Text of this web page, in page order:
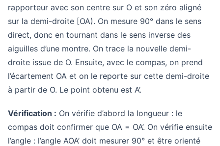
rapporteur avec son centre sur O et son zéro aligné
sur la demi-droite [OA). On mesure 90° dans le sens
direct, donc en tournant dans le sens inverse des
aiguilles d’une montre. On trace la nouvelle demi-
droite issue de O. Ensuite, avec le compas, on prend
l’écartement OA et on le reporte sur cette demi-droite
à partir de O. Le point obtenu est A’.
Vérification : On vérifie d’abord la longueur : le
compas doit confirmer que OA = OA’. On vérifie ensuite
l’angle : l’angle AOA’ doit mesurer 90° et être orienté